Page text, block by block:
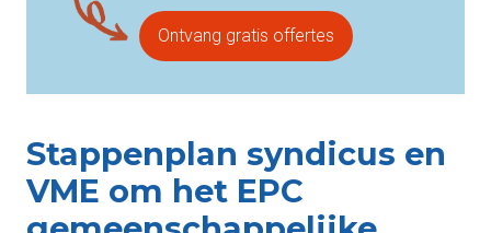
Ontvang gratis offertes
Stappenplan syndicus en
VME om het EPC